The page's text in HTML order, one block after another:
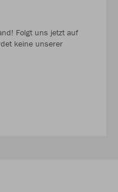
Folgt uns jetzt auf
keine unserer